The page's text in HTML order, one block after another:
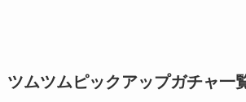
ツムツムピックアップガチャ一